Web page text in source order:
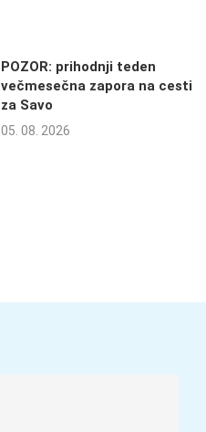
POZOR: prihodnji teden
večmesečna zapora na cesti
za Savo
05. 08. 2026